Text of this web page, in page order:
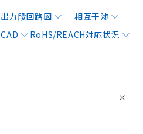
出力段回路図
相互干渉
CAD
RoHS/REACH対応状況